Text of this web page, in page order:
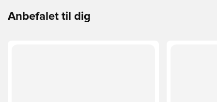
Anbefalet til dig